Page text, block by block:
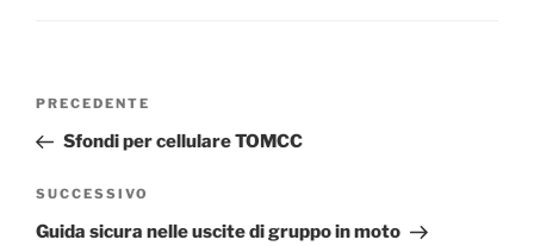
Navigazione
Articolo
precedente:
PRECEDENTE
Sfondi per cellulare TOMCC
Articolo
successivo
SUCCESSIVO
Guida sicura nelle uscite di gruppo in moto